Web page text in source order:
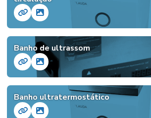
Banho de ultrassom
Banho ultratermostático